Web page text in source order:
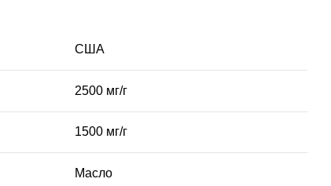
США
2500 мг/г
1500 мг/г
Масло